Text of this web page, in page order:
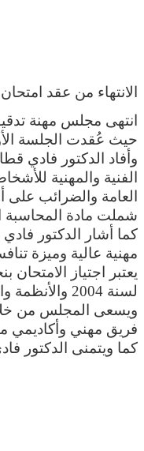
الانتهاء من عقد امتحان
حيث عُقدت الجلسة
الفنية والمهنية
العامة والضرائب على
شملت مادة المحاسبة
كما أشار الدكتور
مهنية عالية وميزة
لسنة 2004 والأنظمة والتعليمات الصادرة بمقتضاه
ويسعى المجلس من
فريق مهني وأكاديمي
كما ويتمنى الدكتور